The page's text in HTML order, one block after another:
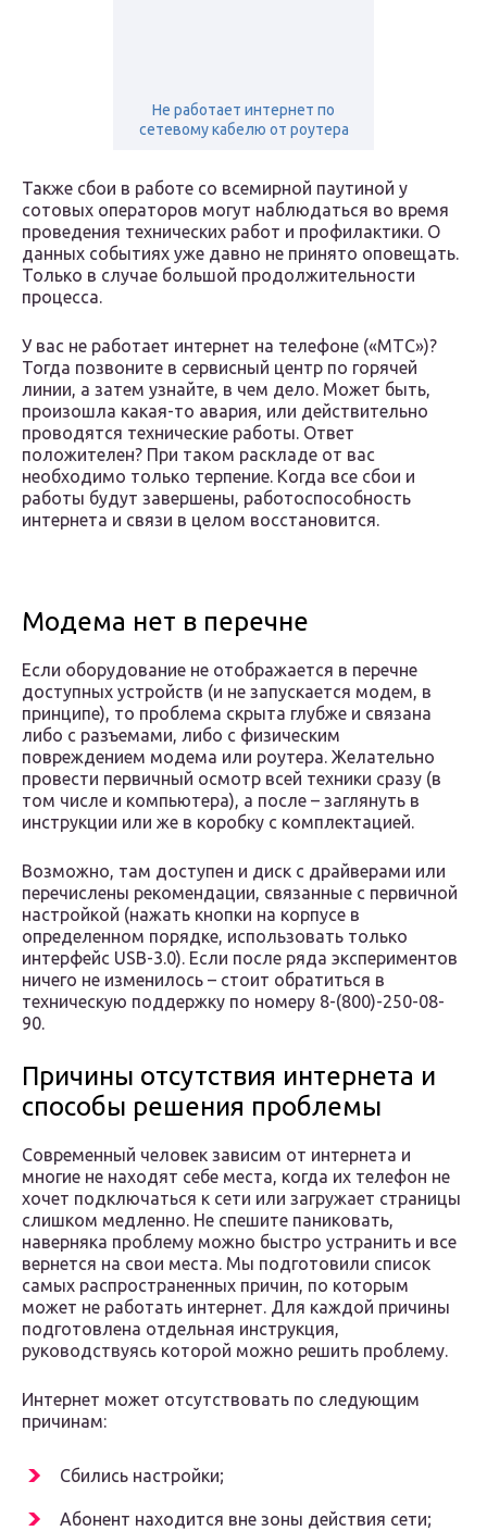
Не работает интернет по
сетевому кабелю от роутера
Также сбои в работе со всемирной паутиной у
сотовых операторов могут наблюдаться во время
проведения технических работ и профилактики. О
данных событиях уже давно не принято оповещать.
Только в случае большой продолжительности
процесса.
У вас не работает интернет на телефоне («МТС»)?
Тогда позвоните в сервисный центр по горячей
линии, а затем узнайте, в чем дело. Может быть,
произошла какая-то авария, или действительно
проводятся технические работы. Ответ
положителен? При таком раскладе от вас
необходимо только терпение. Когда все сбои и
работы будут завершены, работоспособность
интернета и связи в целом восстановится.
Модема нет в перечне
Если оборудование не отображается в перечне
доступных устройств (и не запускается модем, в
принципе), то проблема скрыта глубже и связана
либо с разъемами, либо с физическим
повреждением модема или роутера. Желательно
провести первичный осмотр всей техники сразу (в
том числе и компьютера), а после – заглянуть в
инструкции или же в коробку с комплектацией.
Возможно, там доступен и диск с драйверами или
перечислены рекомендации, связанные с первичной
настройкой (нажать кнопки на корпусе в
определенном порядке, использовать только
интерфейс USB-3.0). Если после ряда экспериментов
ничего не изменилось – стоит обратиться в
техническую поддержку по номеру 8-(800)-250-08-
90.
Причины отсутствия интернета и
способы решения проблемы
Современный человек зависим от интернета и
многие не находят себе места, когда их телефон не
хочет подключаться к сети или загружает страницы
слишком медленно. Не спешите паниковать,
наверняка проблему можно быстро устранить и все
вернется на свои места. Мы подготовили список
самых распространенных причин, по которым
может не работать интернет. Для каждой причины
подготовлена отдельная инструкция,
руководствуясь которой можно решить проблему.
Интернет может отсутствовать по следующим
причинам:
Сбились настройки;
Абонент находится вне зоны действия сети;